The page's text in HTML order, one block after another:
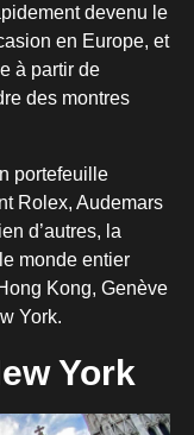
devenu le
en Europe, et
à partir de
des montres
portefeuille
Rolex, Audemars
d’autres, la
monde entier
Kong, Genève
York.
York